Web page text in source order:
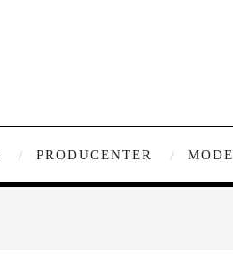
PRODUCENTER MODE